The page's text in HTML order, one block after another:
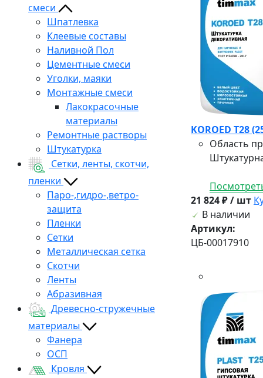
смеси
Шпатлевка
Клеевые составы
Наливной Пол
Цементные смеси
Уголки, маяки
Монтажные смеси
Лакокрасочные
материалы
Ремонтные растворы
Штукатурка
Сетки, ленты, скотчи,
пленки
Паро-,гидро-,ветро-
защита
Пленки
Сетки
Металлическая сетка
Скотчи
Ленты
Абразивная
Древесно-стружечные
материалы
Фанера
ОСП
Кровля
KOROED Т28
Область
21 824 ₽ / шт
В наличии
Артикул:
ЦБ-00017910